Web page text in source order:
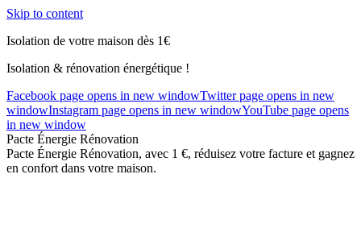
Skip to content
Isolation de votre maison dès 1€
Isolation & rénovation énergétique !
Facebook page opens in new windowTwitter page opens in new
windowInstagram page opens in new windowYouTube page opens
in new window
Pacte Énergie Rénovation
Pacte Énergie Rénovation, avec 1 €, réduisez votre facture et gagnez
en confort dans votre maison.